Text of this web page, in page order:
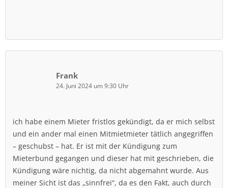
Frank
24. Juni 2024 um 9:30 Uhr
ich habe einem Mieter fristlos gekündigt, da er mich selbst
und ein ander mal einen Mitmietmieter tätlich angegriffen
– geschubst – hat. Er ist mit der Kündigung zum
Mieterbund gegangen und dieser hat mit geschrieben, die
Kündigung wäre nichtig, da nicht abgemahnt wurde. Aus
meiner Sicht ist das „sinnfrei“, da es den Fakt, auch durch